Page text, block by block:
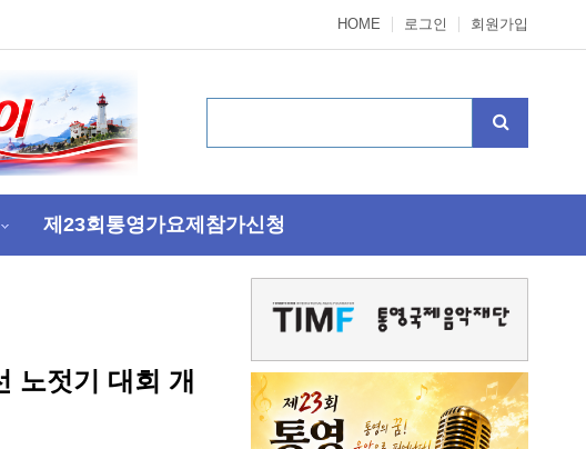
HOME 로그인 회원가입
제23회통영가요제참가신청
노젓기 대회 개